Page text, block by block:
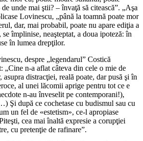
unde mai ştii? – învaţă să citească”. „Aşa
Lovinescu, „până la toamnă poate mor
dar, mai probabil, poate nu apare ediţia a
împlinise, neaşteptat, a doua ipoteză: în
în lumea drepţilor.
despre „legendarul” Costică
„Cine n-a aflat câteva din cele o mie de
distracţiei, reală poate, dar pusă şi în
al unei lăcomii aprige pentru tot ce e
n-au înveselit pe contemporani!),
Şi după ce cochetase cu budismul sau cu
un fel de «estetism», ce-l apropiase
cea mai înaltă expresie a corupţiei
cu pretenţie de rafinare”.